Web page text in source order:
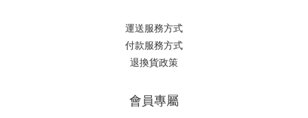
運送服務方式
付款服務方式
退換貨政策
會員專屬